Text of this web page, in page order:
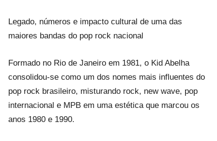
Legado, números e impacto cultural de uma das
maiores bandas do pop rock nacional
Formado no Rio de Janeiro em 1981, o Kid Abelha
consolidou-se como um dos nomes mais influentes do
pop rock brasileiro, misturando rock, new wave, pop
internacional e MPB em uma estética que marcou os
anos 1980 e 1990.